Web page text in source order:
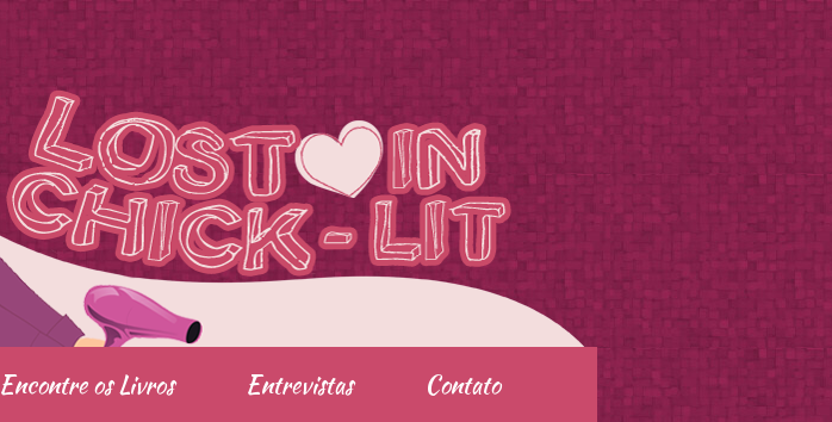
Encontre os Livros Entrevistas Contato